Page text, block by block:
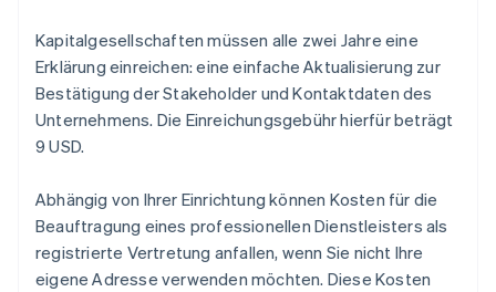
Kapitalgesellschaften müssen alle zwei Jahre eine
Erklärung einreichen: eine einfache Aktualisierung zur
Bestätigung der Stakeholder und Kontaktdaten des
Unternehmens. Die Einreichungsgebühr hierfür beträgt
9 USD.
Abhängig von Ihrer Einrichtung können Kosten für die
Beauftragung eines professionellen Dienstleisters als
registrierte Vertretung anfallen, wenn Sie nicht Ihre
eigene Adresse verwenden möchten. Diese Kosten